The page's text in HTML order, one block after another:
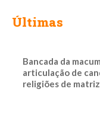
Últimas
Bancada da
articulação de
religiões de